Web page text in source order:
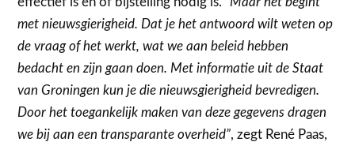
met nieuwsgierigheid. Dat je het antwoord wilt weten op
de vraag of het werkt, wat we aan beleid hebben
bedacht en zijn gaan doen. Met informatie uit de Staat
van Groningen kun je die nieuwsgierigheid bevredigen.
Door het toegankelijk maken van deze gegevens dragen
we bij aan een transparante overheid”, zegt René Paas,